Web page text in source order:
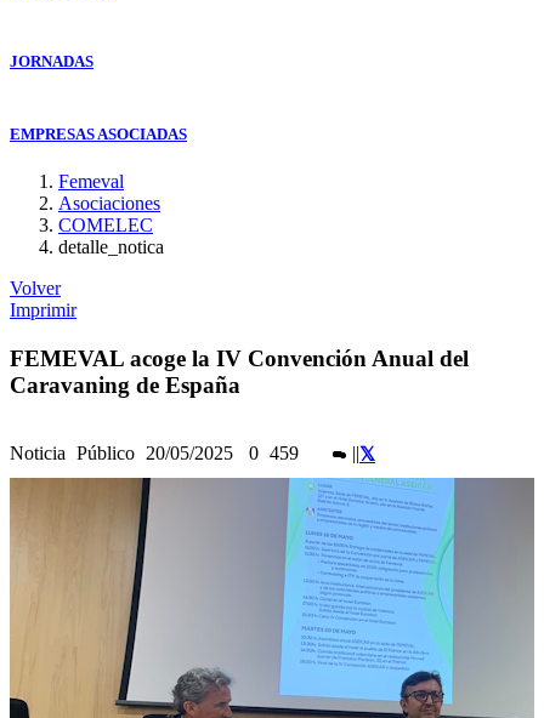
JORNADAS
EMPRESAS ASOCIADAS
Femeval
Asociaciones
COMELEC
detalle_notica
Volver
Imprimir
FEMEVAL acoge la IV Convención Anual del
Caravaning de España
Noticia Público 20/05/2025 0 459